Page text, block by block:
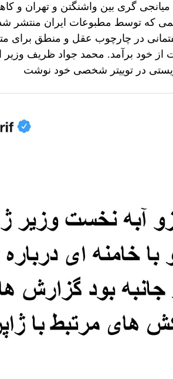
میانجی گری بین واشنگتن و تهران
که توسط مطبوعات ایران منتشر
در چارچوب عقل و منطق برای
خود برآمد. محمد جواد ظریف وزیر
در توییتر شخصی خود نوشت